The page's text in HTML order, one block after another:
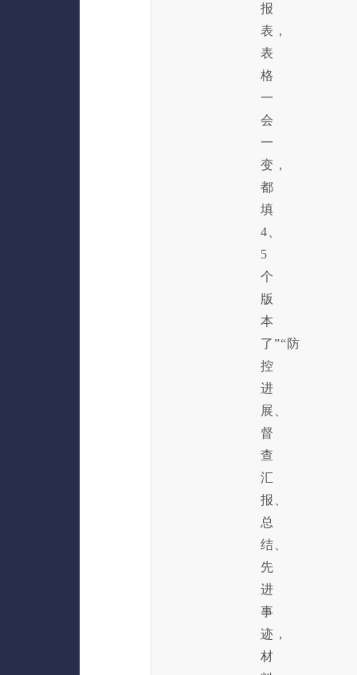
报
表，
表
格
一
会
一
变，
都
填
4、
5
个
版
本
了”“防
控
进
展、
督
查
汇
报、
总
结、
先
进
事
迹，
材